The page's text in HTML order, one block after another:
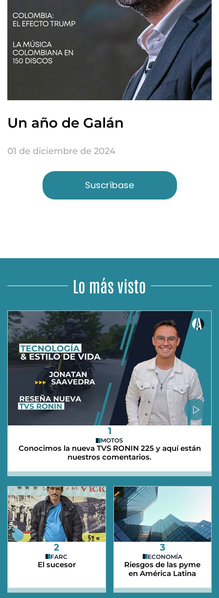
Un año de Galán
01 de diciembre de 2024
Suscríbase
Lo más visto
1
MOTOS
Conocimos la nueva TVS RONIN 225 y aquí están
nuestros comentarios.
2
FARC
El sucesor
3
ECONOMÍA
Riesgos de las pyme
en América Latina